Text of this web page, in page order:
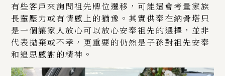
有些客戶來詢問祖先牌位遷移，可能還會考量家族
長輩壓力或有情感上的猶豫。其實供奉在納骨塔只
是一個讓家人放心可以放心安奉祖先的選擇，並非
代表拋棄或不孝， 更重要的仍然是子孫對祖先安奉
和追思感謝的精神。